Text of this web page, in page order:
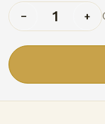
− +